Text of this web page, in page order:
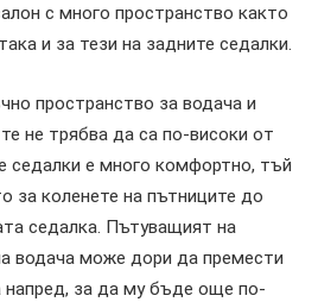
с много пространство както
и за тези на задните седалки.
пространство за водача и
не трябва да са по-високи от
седалки е много комфортно, тъй
за коленете на пътниците до
седалка. Пътуващият на
водача може дори да премести
напред, за да му бъде още по-